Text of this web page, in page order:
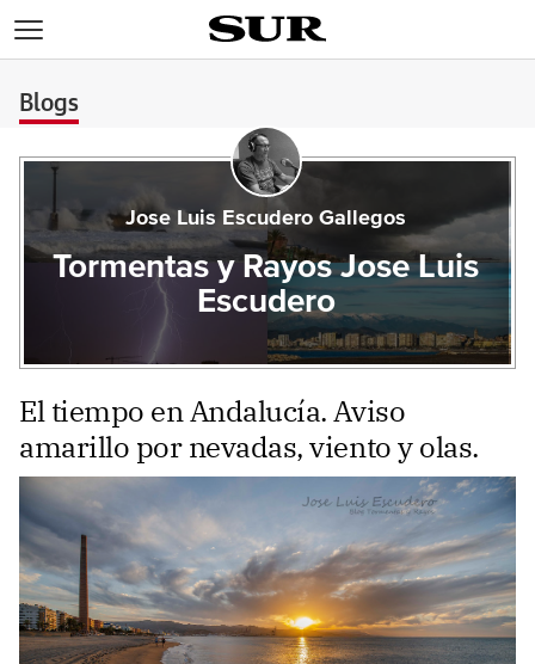
Blogs
Jose Luis Escudero Gallegos
Tormentas y Rayos Jose Luis
Escudero
El tiempo en Andalucía. Aviso
amarillo por nevadas, viento y olas.